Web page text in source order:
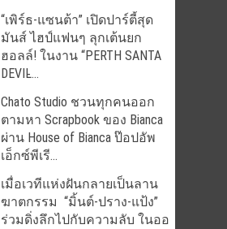
“เพิร์ธ-แซนต้า” เปิดปาร์ตี้สุด
มันส์ ไฮป์แฟนๆ ลุกเต้นยก
ฮอลล์! ในงาน “PERTH SANTA
DEVIL̵...
Chato Studio ชวนทุกคนออก
ตามหา Scrapbook ของ Bianca
ผ่าน House of Bianca ป๊อปอัพ
เอ็กซ์พีเรี...
เมื่อเวทีแห่งฝันกลายเป็นลาน
ฆาตกรรม “มิ้นต์-ปราง-แป้ง”
ร่วมดิ่งลึกไปกับความลับ ในออ